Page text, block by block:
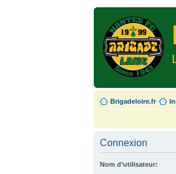
Brigadeloire.fr
Connexion
Nom d’utilisateur: